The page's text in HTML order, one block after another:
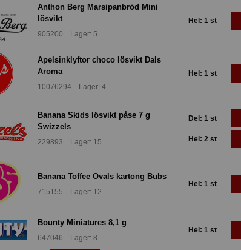
Anthon Berg Marsipanbröd Mini
lösvikt
905200 Lager: 5
Hel: 1 st
Apelsinklyftor choco lösvikt Dals
Aroma
10076294 Lager: 4
Hel: 1 st
Banana Skids lösvikt påse 7 g
Swizzels
229893 Lager: 15
Del: 1 st
Hel: 2 st
Banana Toffee Ovals kartong Bubs
715155 Lager: 12
Hel: 1 st
Bounty Miniatures 8,1 g
647046 Lager: 8
Hel: 1 st